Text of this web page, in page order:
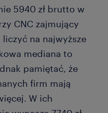
5940 zł brutto w
CNC zajmujący
na najwyższe
mediana to
pamiętać, że
firm mają
W ich